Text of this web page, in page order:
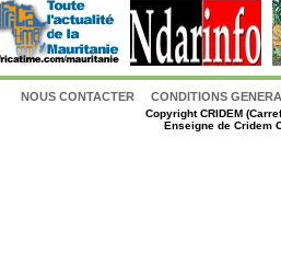
NOUS CONTACTER CONDITIONS
CopyrightCRIDEM
Enseigne de Cridem